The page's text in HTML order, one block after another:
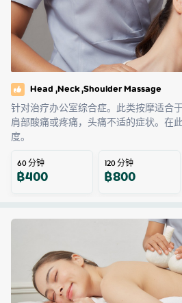
Head ,Neck ,Shoulder Massage
针对治疗办公室综合症。此类按摩适合
肩部酸痛或疼痛，头痛不适的症状。在
度。
60分钟
฿400 120分钟
฿800